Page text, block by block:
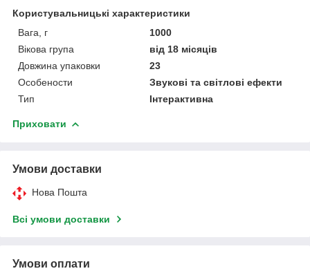
Користувальницькі характеристики
Вага, г
1000
Вікова група
від 18 місяців
Довжина упаковки
23
Особености
Звукові та світлові ефекти
Тип
Інтерактивна
Приховати
Умови доставки
Нова Пошта
Всі умови доставки
Умови оплати